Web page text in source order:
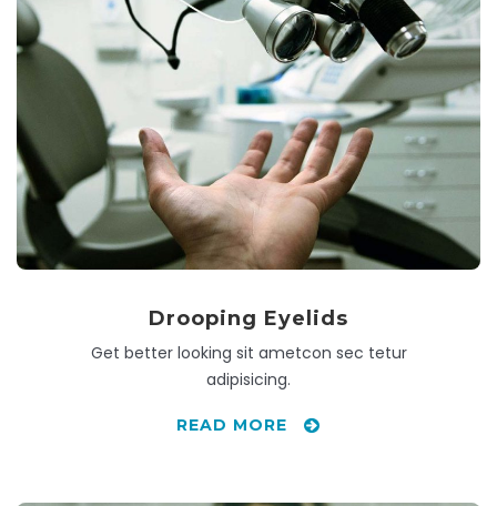
Drooping Eyelids
Get better looking sit ametcon sec tetur
adipisicing.
READ MORE